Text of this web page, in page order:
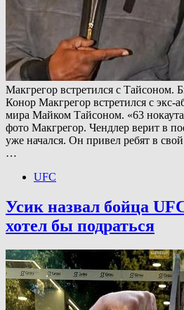
Макгрегор встретился с
Конор Макгрегор встретился с
мира Майком Тайсоном. «63
фото Макгрегор. Чендлер верит в
уже начался. Он привел ребят в
…
UFC
Усик назвал бойца
хотел бы подраться